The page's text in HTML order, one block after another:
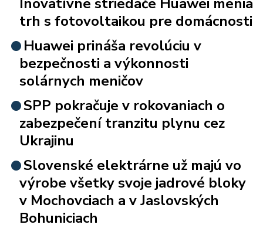
trh s fotovoltaikou pre domácnosti
Huawei prináša revolúciu v
bezpečnosti a výkonnosti
solárnych meničov
SPP pokračuje v rokovaniach o
zabezpečení tranzitu plynu cez
Ukrajinu
Slovenské elektrárne už majú vo
výrobe všetky svoje jadrové bloky
v Mochovciach a v Jaslovských
Bohuniciach